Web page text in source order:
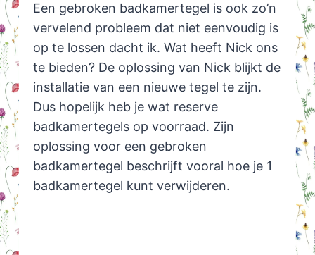
Een gebroken badkamertegel is ook zo’n
vervelend probleem dat niet eenvoudig is
op te lossen dacht ik. Wat heeft Nick ons
te bieden? De oplossing van Nick blijkt de
installatie van een nieuwe tegel te zijn.
Dus hopelijk heb je wat reserve
badkamertegels op voorraad. Zijn
oplossing voor een gebroken
badkamertegel beschrijft vooral hoe je 1
badkamertegel kunt verwijderen.